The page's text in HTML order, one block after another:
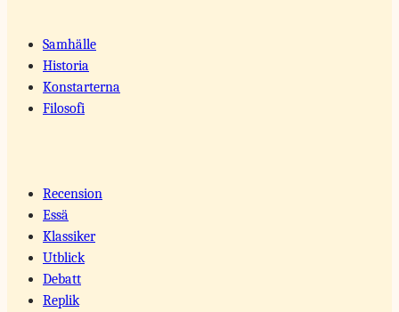
Samhälle
Historia
Konstarterna
Filosofi
Recension
Essä
Klassiker
Utblick
Debatt
Replik